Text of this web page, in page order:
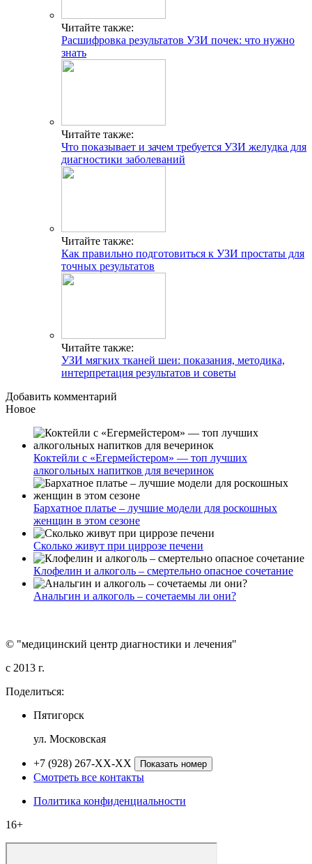
Читайте также:
Расшифровка результатов УЗИ почек: что нужно
знать
Читайте также:
Что показывает и зачем требуется УЗИ желудка для
диагностики заболеваний
Читайте также:
Как правильно подготовиться к УЗИ простаты для
точных результатов
Читайте также:
УЗИ мягких тканей шеи: показания, методика,
интерпретация результатов и советы
Добавить комментарий
Новое
Коктейли с «Егермейстером» — топ лучших
алкогольных напитков для вечеринок
Бархатное платье – лучшие модели для роскошных
женщин в этом сезоне
Сколько живут при циррозе печени
Клофелин и алкоголь – смертельно опасное сочетание
Анальгин и алкоголь – сочетаемы ли они?
© "медицинский центр диагностики и лечения"
c 2013 г.
Поделиться:
Пятигорск
ул. Московская
+7 (928) 267-XX-XX Показать номер
Смотреть все контакты
Политика конфиденциальности
16+